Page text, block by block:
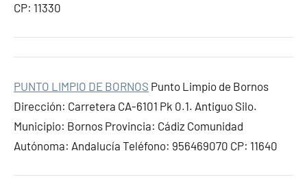
CP: 11330
PUNTO LIMPIO DE BORNOS Punto Limpio de Bornos
Dirección: Carretera CA-6101 Pk 0.1. Antiguo Silo.
Municipio: Bornos Provincia: Cádiz Comunidad
Autónoma: Andalucía Teléfono: 956469070 CP: 11640